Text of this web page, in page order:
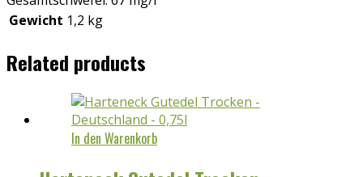
Gewicht 1,2 kg
Related products
In den Warenkorb